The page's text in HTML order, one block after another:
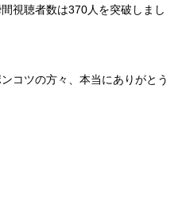
視聴者数は370人を突破しまし
コツの方々、本当にありがとう